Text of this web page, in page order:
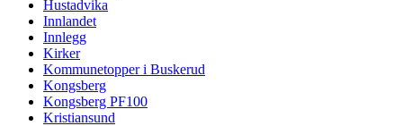
Hustadvika
Innlandet
Innlegg
Kirker
Kommunetopper i Buskerud
Kongsberg
Kongsberg PF100
Kristiansund